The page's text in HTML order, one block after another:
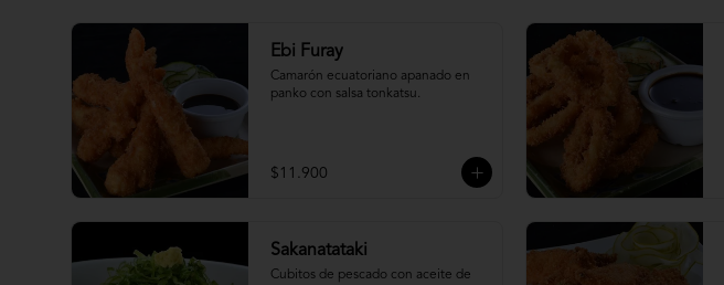
Ebi Furay
Camarón ecuatoriano apanado en
panko con salsa tonkatsu.
$11.900
Sakanatataki
Cubitos de pescado con aceite de